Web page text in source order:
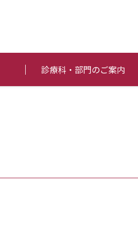
診療科・部門のご案内